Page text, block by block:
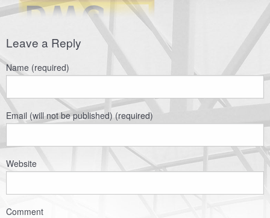
Leave a Reply
Name (required)
Email (will not be published) (required)
Website
Comment